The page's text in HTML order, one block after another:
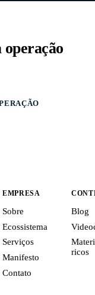
EMPRESA
Sobre
Ecossistema
Serviços
Manifesto
Contato
Blog
ricos